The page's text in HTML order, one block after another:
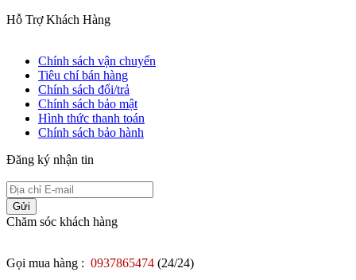
Hỗ Trợ Khách Hàng
Chính sách vận chuyển
Tiêu chí bán hàng
Chính sách đổi/trả
Chính sách bảo mật
Hình thức thanh toán
Chính sách bảo hành
Đăng ký nhận tin
Gửi
Chăm sóc khách hàng
Gọi mua hàng : 0937865474 (24/24)